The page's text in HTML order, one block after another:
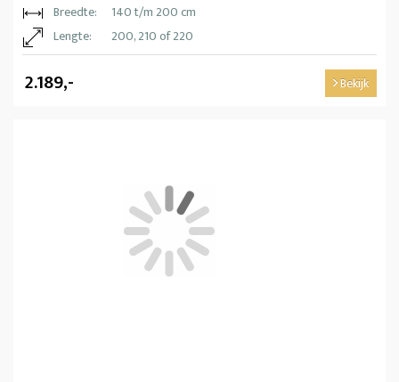
Breedte:
140 t/m 200 cm
Lengte:
200, 210 of 220
2.189,- Bekijk